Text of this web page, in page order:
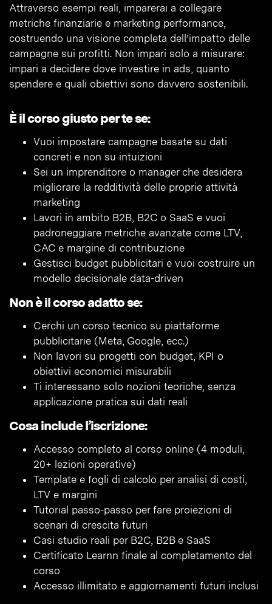
Attraverso esempi reali, imparerai a collegare
metriche finanziarie e marketing performance,
costruendo una visione completa dell’impatto delle
campagne sui profitti. Non impari solo a misurare:
impari a decidere dove investire in ads, quanto
spendere e quali obiettivi sono davvero sostenibili.
È il corso giusto per te se:
Vuoi impostare campagne basate su dati
concreti e non su intuizioni
Sei un imprenditore o manager che desidera
migliorare la redditività delle proprie attività
marketing
Lavori in ambito B2B, B2C o SaaS e vuoi
padroneggiare metriche avanzate come LTV,
CAC e margine di contribuzione
Gestisci budget pubblicitari e vuoi costruire un
modello decisionale data-driven
Non è il corso adatto se:
Cerchi un corso tecnico su piattaforme
pubblicitarie (Meta, Google, ecc.)
Non lavori su progetti con budget, KPI o
obiettivi economici misurabili
Ti interessano solo nozioni teoriche, senza
applicazione pratica sui dati reali
Cosa include l’iscrizione:
Accesso completo al corso online (4 moduli,
20+ lezioni operative)
Template e fogli di calcolo per analisi di costi,
LTV e margini
Tutorial passo-passo per fare proiezioni di
scenari di crescita futuri
Casi studio reali per B2C, B2B e SaaS
Certificato Learnn finale al completamento del
corso
Accesso illimitato e aggiornamenti futuri inclusi